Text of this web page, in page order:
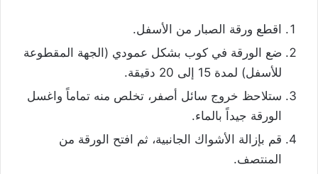
اقطع ورقة الصبار من الأسفل.
ضع الورقة في كوب بشكل عمودي (الجهة المقطوعة
للأسفل) لمدة 15 إلى 20 دقيقة.
ستلاحظ خروج سائل أصفر، تخلص منه تماماً واغسل
الورقة جيداً بالماء.
قم بإزالة الأشواك الجانبية، ثم افتح الورقة من
المنتصف.